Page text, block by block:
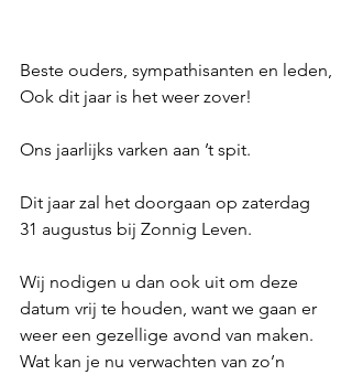
Beste ouders, sympathisanten en leden,
Ook dit jaar is het weer zover!
Ons jaarlijks varken aan ’t spit.
Dit jaar zal het doorgaan op zaterdag
31 augustus bij Zonnig Leven.
Wij nodigen u dan ook uit om deze
datum vrij te houden, want we gaan er
weer een gezellige avond van maken.
Wat kan je nu verwachten van zo’n